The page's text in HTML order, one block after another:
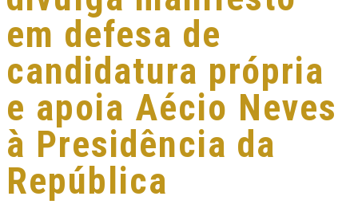
em defesa de
candidatura própria
e apoia Aécio Neves
à Presidência da
República